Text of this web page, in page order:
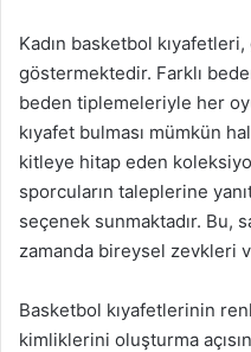
Kadın basketbol
göstermektedir. Farklı
beden tiplemeleriyle her
kıyafet bulması mümkün
kitleye hitap eden
sporcuların taleplerine
seçenek sunmaktadır. Bu,
zamanda bireysel zevkleri
Basketbol kıyafetlerinin
kimliklerini oluşturma